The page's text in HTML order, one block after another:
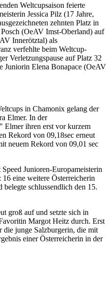
Weltcupsaison feierte
Jessica Pilz (17 Jahre,
zehnten Platz in
(OeAV Imst-Oberland) auf
Innerötztal) als
verfehlte beim Weltcup-
Verletzungspause auf Platz 32
Juniorin Elena Bonapace (OeAV
in Chamonix gelang der
Elmer. In der
Elmer ihren erst vor kurzem
Rekord von 09,18sec erneut
neuem Rekord von 09,01 sec
Junioren-Europameisterin
eine weitere Österreicherin
belegte schlussendlich den 15.
groß auf und setzte sich in
Margot Heitz durch. Erst
junge Salzburgerin, die mit
einer Österreicherin in der